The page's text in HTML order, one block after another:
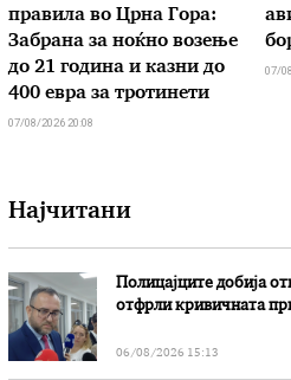
правила во Црна Гора:
Забрана за ноќно возење
до 21 година и казни до
400 евра за тротинети
07/08/2026 20:08
07/
Најчитани
Полицајците добија
отфрли кривичната
06/08/2026 15:13